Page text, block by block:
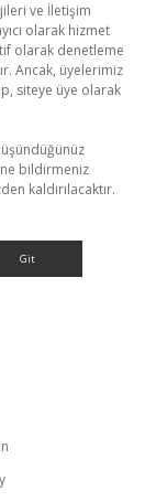
ve İletişim
olarak hizmet
olarak denetleme
Ancak, üyelerimiz
siteye üye olarak
bildirmeniz
kaldırılacaktır.